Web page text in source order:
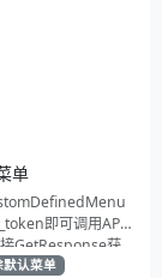
单
即可调用API
GetResponse获
默认菜单